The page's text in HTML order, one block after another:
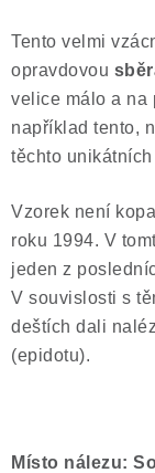
Tento velmi
opravdovou
velice málo a na
například tento,
těchto
Vzorek není
roku 1994. V
jeden z
V souvislosti s
deštích dali
(epidotu).
Místo nálezu: